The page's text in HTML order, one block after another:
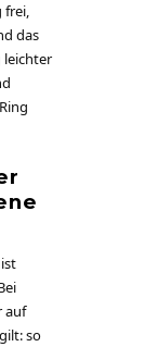
frei,
das
leichter
auf
so